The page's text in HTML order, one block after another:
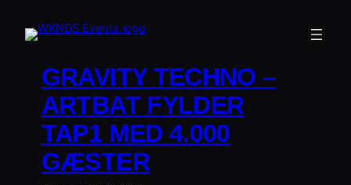
GRAVITY TECHNO –
ARTBAT FYLDER
TAP1 MED 4.000
GÆSTER